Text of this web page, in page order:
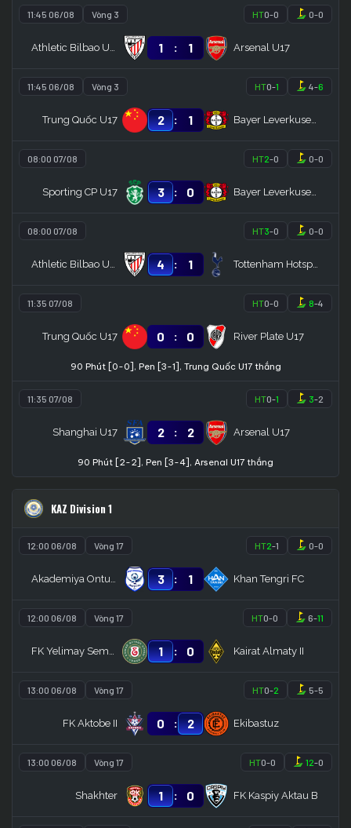
11:45 06/08 Vòng 3 HT0-0 0-0
Athletic Bilbao U17 1 : 1 Arsenal U17
11:45 06/08 Vòng 3 HT0-1 4-6
Trung Quốc U17 2 : 1 Bayer Leverkusen U17
08:00 07/08 HT2-0 0-0
Sporting CP U17 3 : 0 Bayer Leverkusen U17
08:00 07/08 HT3-0 0-0
Athletic Bilbao U17 4 : 1 Tottenham Hotspur U17
11:35 07/08 HT0-0 8-4
Trung Quốc U17 0 : 0 River Plate U17
90 Phút [0-0], Pen [3-1], Trung Quốc U17 thắng
11:35 07/08 HT0-1 3-2
Shanghai U17 2 : 2 Arsenal U17
90 Phút [2-2], Pen [3-4], Arsenal U17 thắng
KAZ Division 1
12:00 06/08 Vòng 17 HT2-1 0-0
Akademiya Ontustik 3 : 1 Khan Tengri FC
12:00 06/08 Vòng 17 HT0-0 6-11
FK Yelimay Semey B 1 : 0 Kairat Almaty II
13:00 06/08 Vòng 17 HT0-2 5-5
FK Aktobe II 0 : 2 Ekibastuz
13:00 06/08 Vòng 17 HT0-0 12-0
Shakhter 1 : 0 FK Kaspiy Aktau B